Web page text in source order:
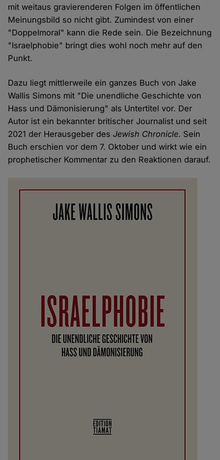
mit weitaus gravierenderen Folgen im öffentlichen
Meinungsbild so nicht gibt. Zumindest von einer
"Doppelmoral" kann die Rede sein. Die Bezeichnung
"Israelphobie" bringt dies wohl noch mehr auf den
Punkt.
Dazu liegt mittlerweile ein ganzes Buch von Jake
Wallis Simons mit "Die unendliche Geschichte von
Hass und Dämonisierung" als Untertitel vor. Der
Autor ist ein bekannter britischer Journalist und seit
2021 der Herausgeber desJewish Chronicle. Sein
Buch erschien vor dem 7. Oktober und wirkt wie ein
prophetischer Kommentar zu den Reaktionen darauf.